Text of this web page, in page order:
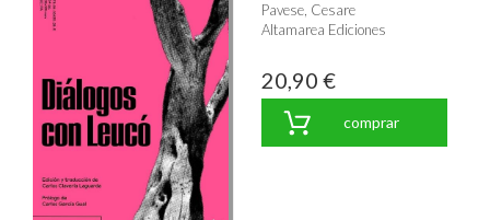
Pavese, Cesare
Altamarea Ediciones
20,90 €
comprar